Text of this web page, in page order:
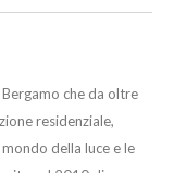
che da oltre
residenziale,
della luce e le